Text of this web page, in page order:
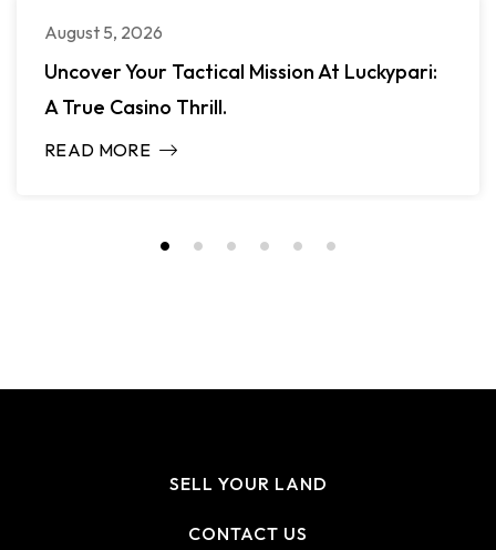
August 5, 2026
Uncover Your Tactical Mission At Luckypari:
A True Casino Thrill.
READ MORE
SELL YOUR LAND
CONTACT US